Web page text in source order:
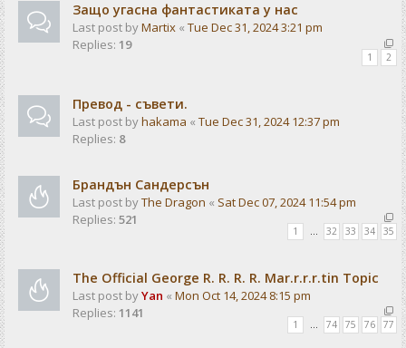
Защо угасна фантастиката у нас
Last post byMartix « Tue Dec 31, 2024 3:21 pm
Replies: 19
1 2
Превод - съвети.
Last post byhakama « Tue Dec 31, 2024 12:37 pm
Replies: 8
Брандън Сандерсън
Last post byThe Dragon « Sat Dec 07, 2024 11:54 pm
Replies: 521
1 … 32 33 34 35
The Official George R. R. R. R. Mar.r.r.r.tin Topic
Last post byYan « Mon Oct 14, 2024 8:15 pm
Replies: 1141
1 … 74 75 76 77